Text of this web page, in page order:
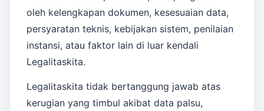
oleh kelengkapan dokumen, kesesuaian data,
persyaratan teknis, kebijakan sistem, penilaian
instansi, atau faktor lain di luar kendali
Legalitaskita.
Legalitaskita tidak bertanggung jawab atas
kerugian yang timbul akibat data palsu,